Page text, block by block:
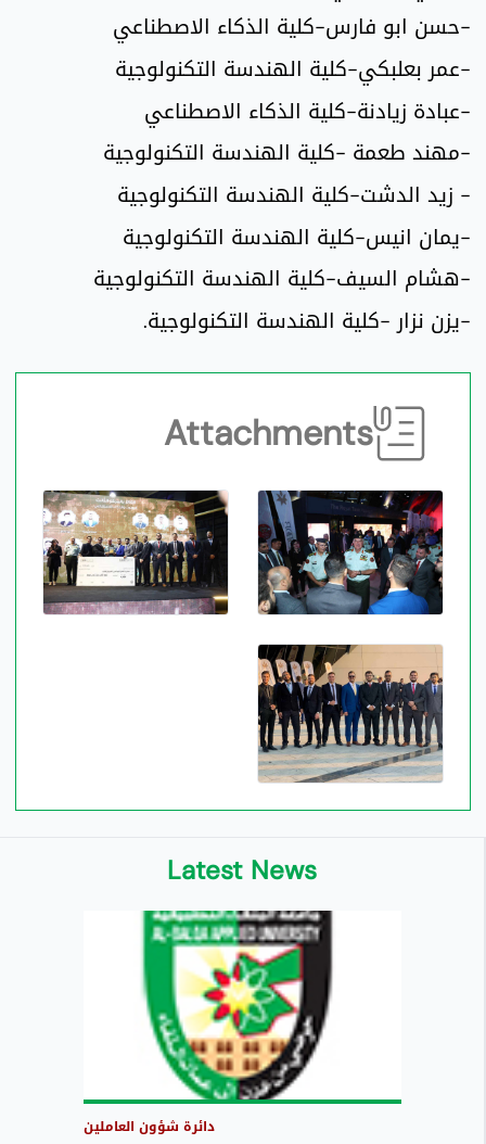
-حسن ابو فارس-كلية الذكاء الاصطناعي
-عمر بعلبكي-كلية الهندسة التكنولوجية
-عبادة زيادنة-كلية الذكاء الاصطناعي
-مهند طعمة -كلية الهندسة التكنولوجية
- زيد الدشت-كلية الهندسة التكنولوجية
-يمان انيس-كلية الهندسة التكنولوجية
-هشام السيف-كلية الهندسة التكنولوجية
-يزن نزار -كلية الهندسة التكنولوجية.
Attachments
Latest News
دائرة شؤون العاملين